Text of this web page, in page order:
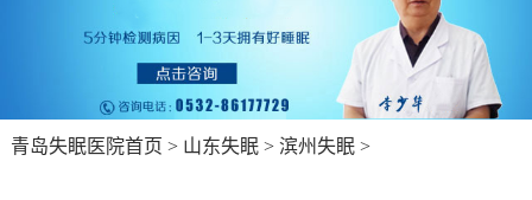
青岛失眠医院首页 > 山东失眠> 滨州失眠>